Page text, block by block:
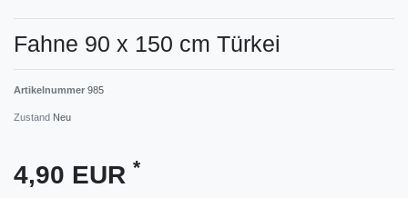
Fahne 90 x 150 cm Türkei
Artikelnummer 985
Zustand Neu
4,90 EUR *